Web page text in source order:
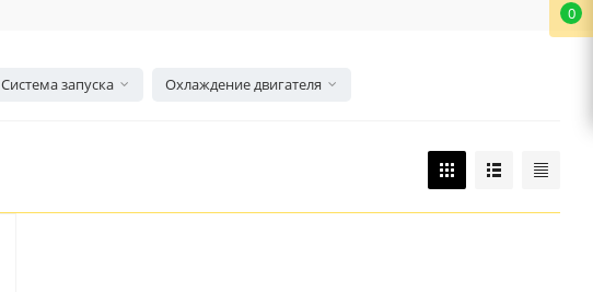
Система запуска Охлаждение двигателя
0